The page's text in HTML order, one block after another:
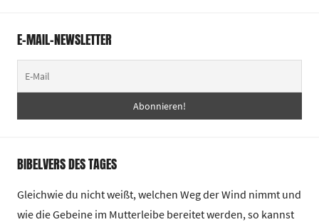
E-MAIL-NEWSLETTER
BIBELVERS DES TAGES
Gleichwie du nicht weißt, welchen Weg der Wind nimmt und
wie die Gebeine im Mutterleibe bereitet werden, so kannst